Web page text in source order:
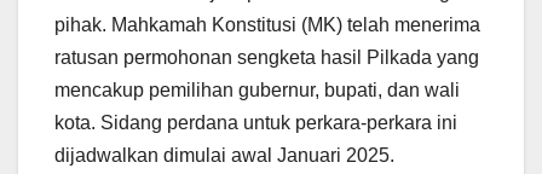
pihak. Mahkamah Konstitusi (MK) telah menerima
ratusan permohonan sengketa hasil Pilkada yang
mencakup pemilihan gubernur, bupati, dan wali
kota. Sidang perdana untuk perkara-perkara ini
dijadwalkan dimulai awal Januari 2025.